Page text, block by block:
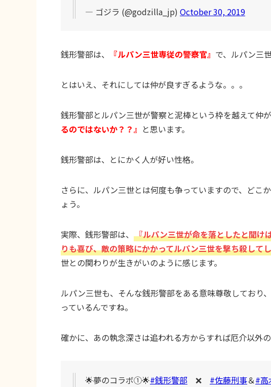
— ゴジラ (@godzilla_jp) October 30, 2019
銭形警部は、 『ルパン三世専従の警察官』 で、ルパン三
とはいえ、それにしては仲が良すぎるような。。。
銭形警部とルパン三世が警察と泥棒という枠を越えて仲
るのではないか？？』 と思います。
銭形警部は、とにかく人が好い性格。
さらに、ルパン三世とは何度も争っていますので、どこ
ょう。
実際、銭形警部は、 『ルパン三世が命を落としたと聞け
りも喜び、敵の策略にかかってルパン三世を撃ち殺して
世との関わりが生きがいのように感じます。
ルパン三世も、そんな銭形警部をある意味尊敬しており、
っているんですね。
確かに、あの執念深さは追われる方からすれば厄介以外
🌟夢のコラボ①🌟#銭形警部 ❌ #佐藤刑事＆#高